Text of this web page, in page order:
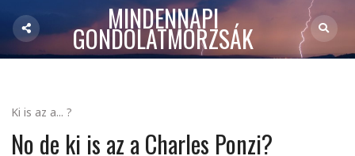
MINDENNAPI
GONDOLATMORZSÁK
Ki is az a... ?
No de ki is az a Charles Ponzi?